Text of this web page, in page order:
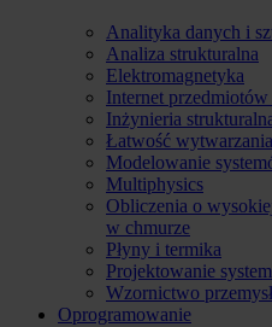
Analityka danych i
Analiza strukturalna
Elektromagnetyka
Internet
Inżynieria
Łatwość
Modelowanie
Multiphysics
Obliczenia o
w chmurze
Płyny i termika
Projektowanie
Wzornictwo
Oprogramowanie